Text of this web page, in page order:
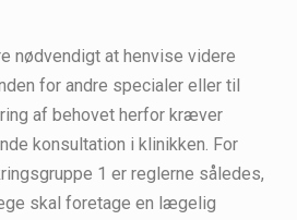
nødvendigt at henvise videre
for andre specialer eller til
af behovet herfor kræver
konsultation i klinikken. For
1 er reglerne således,
skal foretage en lægelig